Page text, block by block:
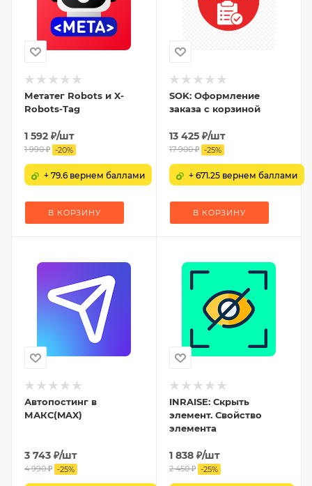
Метатег Robots и X-
Robots-Tag
1 592 ₽/шт
1 990₽ -20%
+ 79.6 вернем баллами
В КОРЗИНУ
SOK: Оформление
заказа с корзиной
13 425 ₽/шт
17 900₽ -25%
+ 671.25 вернем баллами
В КОРЗИНУ
Автопостинг в
МАКС(MAX)
3 743 ₽/шт
4 990₽ -25%
INRAISE: Скрыть
элемент. Свойство
элемента
1 838 ₽/шт
2 450₽ -25%